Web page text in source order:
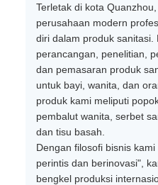
Terletak di kota
perusahaan modern
diri dalam produk sanitasi.
perancangan, penelitian,
dan pemasaran produk
untuk bayi, wanita, dan
produk kami meliputi
pembalut wanita, serbet
dan tisu basah.
Dengan filosofi bisnis kami
perintis dan berinovasi",
bengkel produksi